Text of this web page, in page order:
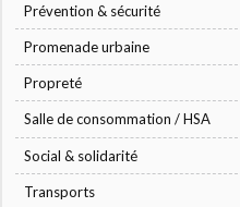
Prévention & sécurité
Promenade urbaine
Propreté
Salle de consommation / HSA
Social & solidarité
Transports